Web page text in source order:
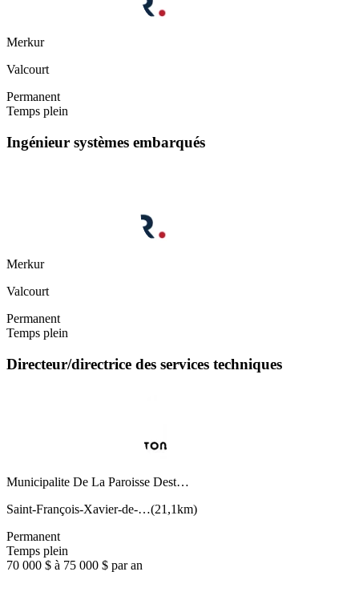
Merkur
Valcourt
Permanent
Temps plein
Ingénieur systèmes embarqués
Merkur
Valcourt
Permanent
Temps plein
Directeur/directrice des services techniques
Municipalite De La Paroisse Dest…
Saint-François-Xavier-de-…(21,1km)
Permanent
Temps plein
70 000 $ à 75 000 $ par an